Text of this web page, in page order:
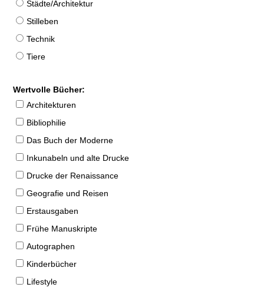
Städte/Architektur
Stilleben
Technik
Tiere
Wertvolle Bücher:
Architekturen
Bibliophilie
Das Buch der Moderne
Inkunabeln und alte Drucke
Drucke der Renaissance
Geografie und Reisen
Erstausgaben
Frühe Manuskripte
Autographen
Kinderbücher
Lifestyle